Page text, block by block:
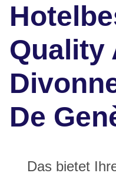
Quality
De
Das bietet